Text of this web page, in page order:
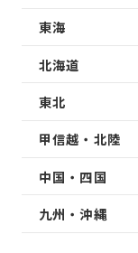
東海
北海道
東北
甲信越・北陸
中国・四国
九州・沖縄